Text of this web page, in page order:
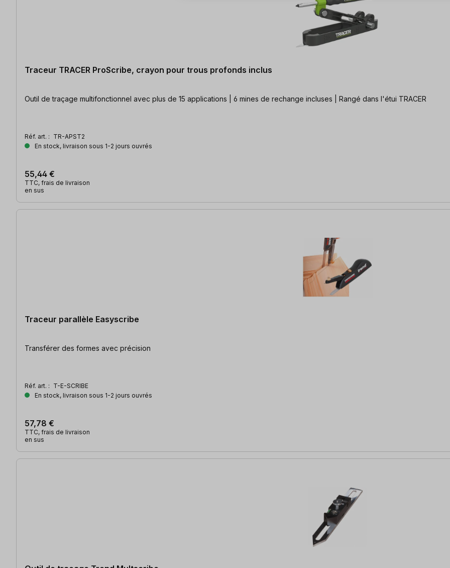
Traceur TRACER ProScribe, crayon pour trous profonds inclus
Outil de traçage multifonctionnel avec plus de 15 applications | 6 mines de rechange incluses | Rangé dans l'étui TRACER
Réf. art. : TR-APST2
En stock, livraison sous 1-2 jours ouvrés
55,44 €
TTC, frais de livraison
en sus
Traceur parallèle Easyscribe
Transférer des formes avec précision
Réf. art. : T-E-SCRIBE
En stock, livraison sous 1-2 jours ouvrés
57,78 €
TTC, frais de livraison
en sus